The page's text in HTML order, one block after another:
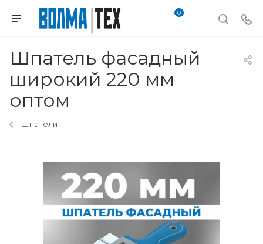
0
Шпатель фасадный
широкий 220 мм
оптом
Шпатели